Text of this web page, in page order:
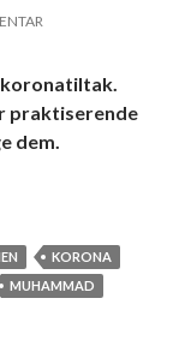
praktiserende
dem.
KORONA
MUHAMMAD